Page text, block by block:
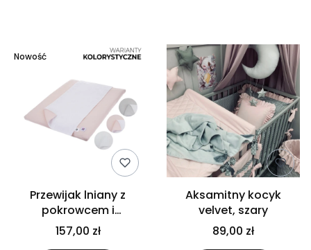
Nowość
Przewijak lniany z
pokrowcem i
ręczniczkiem - Kolory
do wyboru
157,00 zł
Aksamitny kocyk
velvet, szary
89,00 zł